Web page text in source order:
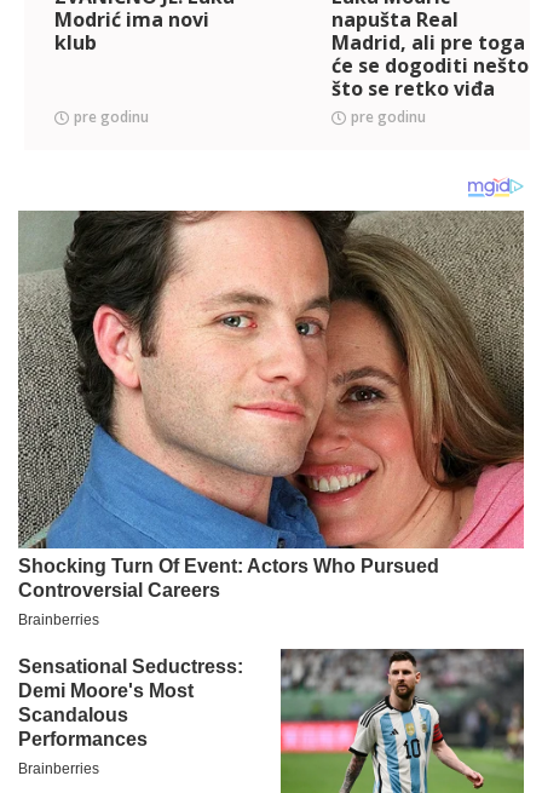
Modrić ima novi
klub
pre godinu
napušta Real
Madrid, ali pre toga
će se dogoditi nešto
što se retko viđa
pre godinu